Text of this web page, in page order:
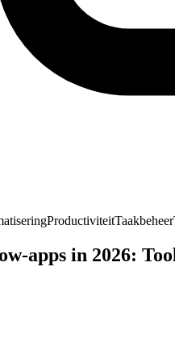
ProductiviteitTaakbeheer
apps in 2026: